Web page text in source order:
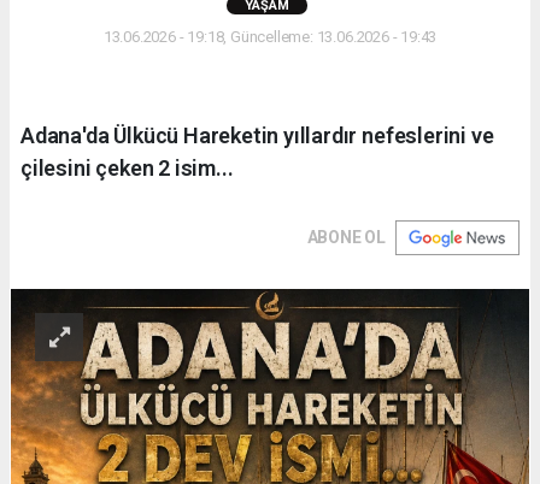
YAŞAM
13.06.2026 - 19:18, Güncelleme: 13.06.2026 - 19:43
Adana'da Ülkücü Hareketin yıllardır nefeslerini ve
çilesini çeken 2 isim...
ABONE OL